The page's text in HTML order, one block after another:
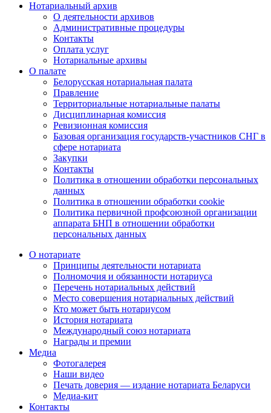
Нотариальный архив
О деятельности архивов
Административные процедуры
Контакты
Оплата услуг
Нотариальные архивы
О палате
Белорусская нотариальная палата
Правление
Территориальные нотариальные палаты
Дисциплинарная комиссия
Ревизионная комиссия
Базовая организация государств-участников СНГ в
сфере нотариата
Закупки
Контакты
Политика в отношении обработки персональных
данных
Политика в отношении обработки cookie
Политика первичной профсоюзной организации
аппарата БНП в отношении обработки
персональных данных
О нотариате
Принципы деятельности нотариата
Полномочия и обязанности нотариуса
Перечень нотариальных действий
Место совершения нотариальных действий
Кто может быть нотариусом
История нотариата
Международный союз нотариата
Награды и премии
Медиа
Фотогалерея
Наши видео
Печать доверия — издание нотариата Беларуси
Медиа-кит
Контакты